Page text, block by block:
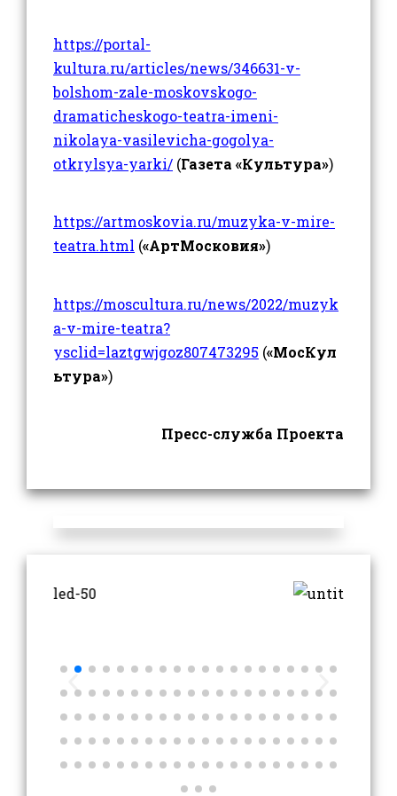
https://portal-
kultura.ru/articles/news/346631-v-
bolshom-zale-moskovskogo-
dramaticheskogo-teatra-imeni-
nikolaya-vasilevicha-gogolya-
otkrylsya-yarki/ (Газета «Культура»)
https://artmoskovia.ru/muzyka-v-mire-
teatra.html («АртМосковия»)
https://moscultura.ru/news/2022/muzyk
a-v-mire-teatra?
ysclid=laztgwjgoz807473295 («МосКул
ьтура»)
Пресс-служба Проекта